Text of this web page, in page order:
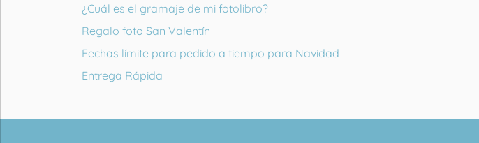
¿Cuál es el gramaje de mi fotolibro?
Regalo foto San Valentín
Fechas límite para pedido a tiempo para Navidad
Entrega Rápida